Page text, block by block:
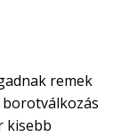
remek
kisebb